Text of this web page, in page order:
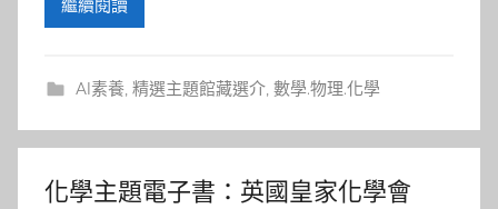
繼續閱讀
AI素養, 精選主題館藏選介, 數學.物理.化學
化學主題電子書：英國皇家化學會